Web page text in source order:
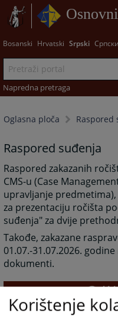
Bosanski Hrvatski Srpski Српски
Napredna pretraga
Oglasna ploča Raspored
Raspored suđenja
Raspored zakazanih
CMS-u (Case
upravljanje
za prezentaciju ročišta
suđenja" za dvije
Takođe, zakazane
01.07.-31.07.2026.
dokumenti.
Korištenje